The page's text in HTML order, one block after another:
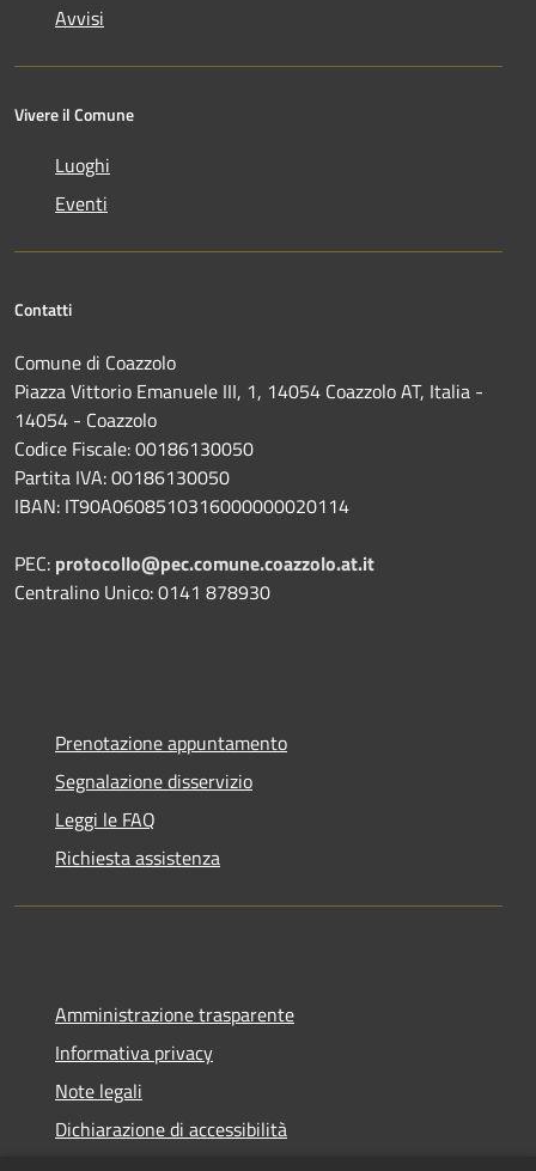
Avvisi
Vivere il Comune
Luoghi
Eventi
Contatti
Comune di Coazzolo
Piazza Vittorio Emanuele III, 1, 14054 Coazzolo AT, Italia -
14054 - Coazzolo
Codice Fiscale: 00186130050
Partita IVA: 00186130050
IBAN: IT90A0608510316000000020114
PEC: protocollo@pec.comune.coazzolo.at.it
Centralino Unico: 0141 878930
Prenotazione appuntamento
Segnalazione disservizio
Leggi le FAQ
Richiesta assistenza
Amministrazione trasparente
Informativa privacy
Note legali
Dichiarazione di accessibilità